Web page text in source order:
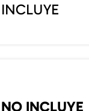
NO INCLUYE